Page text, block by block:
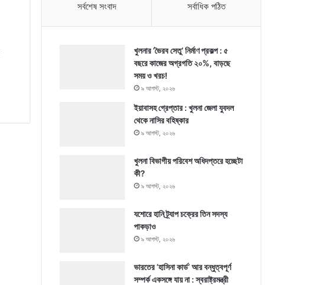
সর্বশেষ সংবাদ সর্বাধিক পঠিত
খুলনার ‘ভৈরব সেতু’ নির্মাণ প্রকল্প : ৫
বছরে কাজের অগ্রগতি ২০%, বাড়ছে
সময় ও খরচ!
৯ আগস্ট, ২০২৬
ইয়াবাসহ গ্রেপ্তার : খুলনা জেলা যুবদল
থেকে নাসির বহিষ্কার
৯ আগস্ট, ২০২৬
খুলনা বিভাগীয় পরিবেশ অধিদপ্তরে হচ্ছেটা
কী?
৯ আগস্ট, ২০২৬
যশোরে হানি ট্র্যাপ চক্রের তিন সদস্য
পাকড়াও
৯ আগস্ট, ২০২৬
ভারতের ‘হাসিনা কার্ড’ আর বন্ধুত্বপূর্ণ
সম্পর্ক একসঙ্গে যায় না : স্বরাষ্ট্রমন্ত্রী